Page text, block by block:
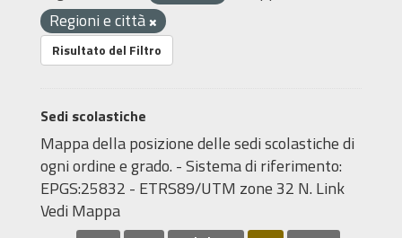
Regioni e città
Risultato del Filtro
Sedi scolastiche
Mappa della posizione delle sedi scolastiche di
ogni ordine e grado. - Sistema di riferimento:
EPGS:25832 - ETRS89/UTM zone 32 N. Link
Vedi Mappa